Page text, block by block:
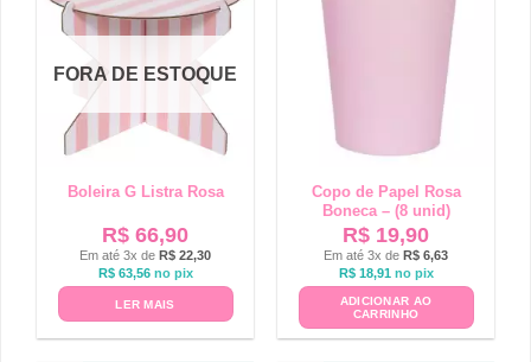
FORA DE ESTOQUE
Boleira G Listra Rosa
R$ 66,90
Em até 3x de R$ 22,30
R$63,56 no pix
LER MAIS
Copo de Papel Rosa
Boneca – (8 unid)
R$ 19,90
Em até 3x de R$ 6,63
R$18,91 no pix
ADICIONAR AO
CARRINHO